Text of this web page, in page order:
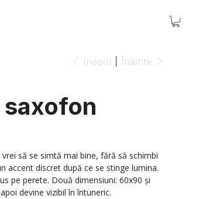
Înapoi Înainte
saxofon
să se simtă mai bine, fără să schimbi
accent discret după ce se stinge lumina.
pe perete. Două dimensiuni: 60x90 și
devine vizibil în întuneric.